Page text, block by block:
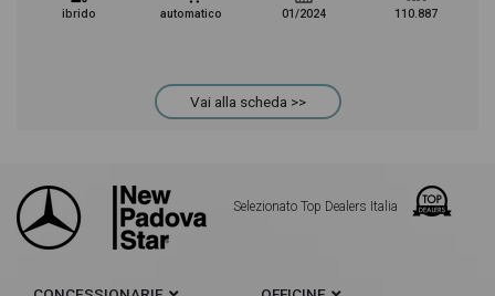
ibrido automatico 01/2024 110.887
Vai alla scheda >>
Selezionato Top Dealers Italia